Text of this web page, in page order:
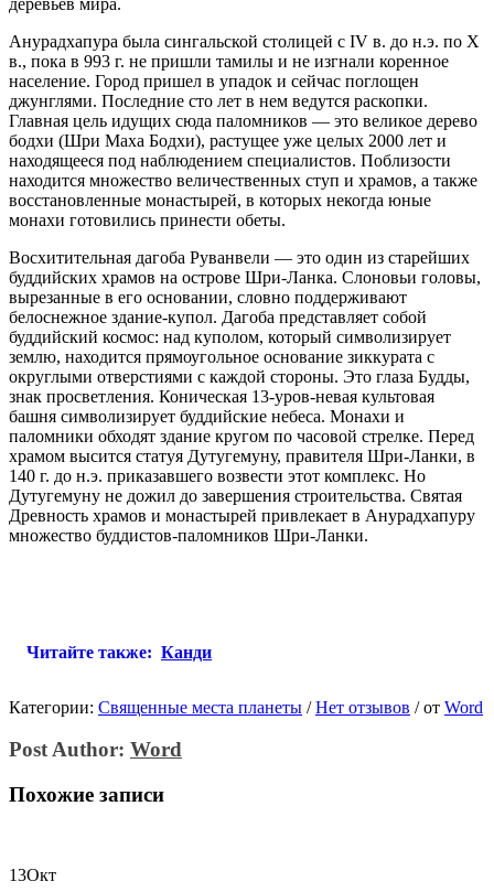
Анурадхапура была сингальской столицей с IV в. до н.э. по X
в., пока в 993 г. не пришли тамилы и не изгнали коренное
население. Город пришел в упадок и сейчас поглощен
джунглями. Последние сто лет в нем ведутся раскопки.
Главная цель идущих сюда паломников — это великое дерево
бодхи (Шри Маха Бодхи), растущее уже целых 2000 лет и
находящееся под наблюдением специалистов. Поблизости
находится множество величественных ступ и храмов, а также
восстановленные монастырей, в которых некогда юные
монахи готовились принести обеты.
Восхитительная дагоба Руванвели — это один из старейших
буддийских храмов на острове Шри-Ланка. Слоновьи головы,
вырезанные в его основании, словно поддерживают
белоснежное здание-купол. Дагоба представляет собой
буддийский космос: над куполом, который символизирует
землю, находится прямоугольное основание зиккурата с
округлыми отверстиями с каждой стороны. Это глаза Будды,
знак просветления. Коническая 13-уров-невая культовая
башня символизирует буддийские небеса. Монахи и
паломники обходят здание кругом по часовой стрелке. Перед
храмом высится статуя Дутугемуну, правителя Шри-Ланки, в
140 г. до н.э. приказавшего возвести этот комплекс. Но
Дутугемуну не дожил до завершения строительства. Святая
Древность храмов и монастырей привлекает в Анурадхапуру
множество буддистов-паломников Шри-Ланки.
Читайте также: Канди
Категории: Священные места планеты / Нет отзывов /от Word
Post Author: Word
Похожие записи
13Окт